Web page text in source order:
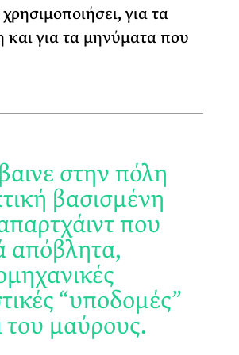
για τα
για τα μηνύματα που
στην πόλη
βασισμένη
που
απόβλητα,
“υποδομές”
του μαύρους.